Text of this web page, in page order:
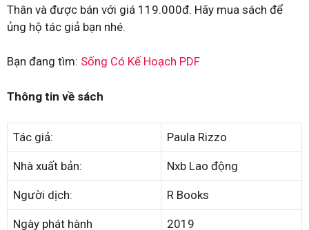
Thân và được bán với giá 119.000đ. Hãy mua sách để
ủng hộ tác giả bạn nhé.
Bạn đang tìm: Sống Có Kế Hoạch PDF
Thông tin về sách
Tác giả: Paula Rizzo
Nhà xuất bản: Nxb Lao động
Người dịch: R Books
Ngày phát hành 2019